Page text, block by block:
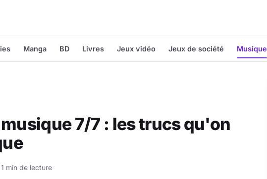
Manga BD Livres Jeux vidéo Jeux de société Musique
7/7 : les trucs qu'on
1 min de lecture